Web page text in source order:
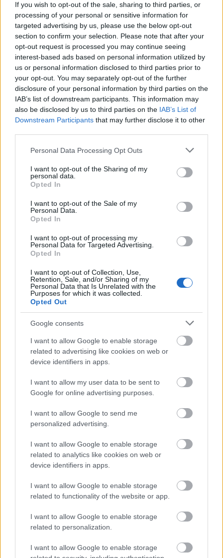
If you wish to opt-out of the sale, sharing to third parties, or
processing of your personal or sensitive information for
targeted advertising by us, please use the below opt-out
section to confirm your selection. Please note that after your
opt-out request is processed you may continue seeing
interest-based ads based on personal information utilized by
us or personal information disclosed to third parties prior to
your opt-out. You may separately opt-out of the further
disclosure of your personal information by third parties on the
IAB’s list of downstream participants. This information may
also be disclosed by us to third parties on the IAB’s List of
Downstream Participants that may further disclose it to other
Please note that this website/app uses one or more Google
not limited to your visit or usage behaviour. You may click to
grant or deny consent to Google and its third-party tags to
use your data for below specified purposes in below Google
consent section.
Personal Data Processing Opt Outs
I want to opt-out of the Sharing of my
personal data.
Opted In
I want to opt-out of the Sale of my
Personal Data.
Opted In
I want to opt-out of processing my
Personal Data for Targeted Advertising.
Opted In
I want to opt-out of Collection, Use,
Retention, Sale, and/or Sharing of my
Personal Data that Is Unrelated with the
Purposes for which it was collected.
Opted Out
Google consents
I want to allow Google to enable storage
related to advertising like cookies on web or
device identifiers in apps.
I want to allow my user data to be sent to
Google for online advertising purposes.
I want to allow Google to send me
personalized advertising.
I want to allow Google to enable storage
related to analytics like cookies on web or
device identifiers in apps.
I want to allow Google to enable storage
related to functionality of the website or app.
I want to allow Google to enable storage
related to personalization.
I want to allow Google to enable storage
Queda poco para cerrarse el
mercado de invierno y los rumores
no cesan. Olaza puede tener pie y
medio fuera del Celta, mientras
que Carlos Fernández puede
cambiar de equipo y ser sustituido
por Papu Gómez.
Posición
incluso de lateral si las circunstancias lo requieren. En la
posición de interior es dónde jugó en Racing a las órdenes
de Coudet y probablemente esa sea su demarcación
habitual en el Celta.
Brais Méndez es el jugador celtiña que está ocupando la
posición de interior derecho, aunque en alguna ocasión
Beltrán o Miguel Baeza. Solari es un futbolista distinto a
Brais, de menos calidad y ataque, pero más intenso en la
presión y con más sacrificio sin balón.
Estadísticas
Solari ha jugado un total de 125 partidos en la Superliga
Argentina, marcando 15 goles y repartiendo 23 asistencias.
Su mejor año goleador fue 2018/19, en el que anotó 5
Su promedio SofaScoreen sus tres temporadas en Racing
ha sido de 6,76, 6,81 y 6,28 respectivamente, con las
siguientes estadísticas por encuentro: 0,8 tiros, 0,9 pases
16,3 pérdidas de balón por partido y 2,13 regates recibidos.
Ganadores valor de mercado (17-23 enero): Messi, al
Los precios siguen con su
siempre hubo jugadores que
aumentaron considerablemente su
cinco ganadores de valor de
mercado de los últimos 7 días (17-